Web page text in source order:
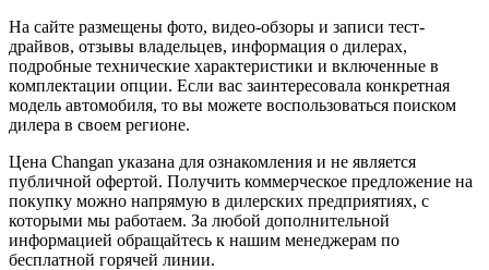
На сайте размещены фото, видео-обзоры и записи тест-
драйвов, отзывы владельцев, информация о дилерах,
подробные технические характеристики и включенные в
комплектации опции. Если вас заинтересовала конкретная
модель автомобиля, то вы можете воспользоваться поиском
дилера в своем регионе.
Цена Changan указана для ознакомления и не является
публичной офертой. Получить коммерческое предложение на
покупку можно напрямую в дилерских предприятиях, с
которыми мы работаем. За любой дополнительной
информацией обращайтесь к нашим менеджерам по
бесплатной горячей линии.